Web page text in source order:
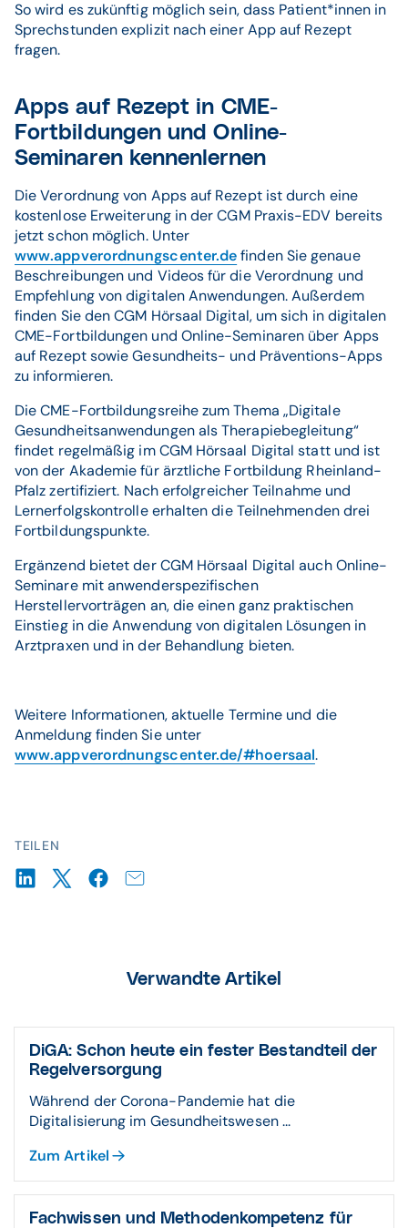
TEILEN
So wird es zukünftig möglich sein, dass Patient*innen in
Sprechstunden explizit nach einer App auf Rezept
fragen.
Apps auf Rezept in CME-
Fortbildungen und Online-
Seminaren kennenlernen
Die Verordnung von Apps auf Rezept ist durch eine
kostenlose Erweiterung in der CGM Praxis-EDV bereits
jetzt schon möglich. Unter
www.appverordnungscenter.definden Sie genaue
Beschreibungen und Videos für die Verordnung und
Empfehlung von digitalen Anwendungen. Außerdem
finden Sie den CGM Hörsaal Digital, um sich in digitalen
CME-Fortbildungen und Online-Seminaren über Apps
auf Rezept sowie Gesundheits- und Präventions-Apps
zu informieren.
Die CME-Fortbildungsreihe zum Thema „Digitale
Gesundheitsanwendungen als Therapiebegleitung“
findet regelmäßig im CGM Hörsaal Digital statt und ist
von der Akademie für ärztliche Fortbildung Rheinland-
Pfalz zertifiziert. Nach erfolgreicher Teilnahme und
Lernerfolgskontrolle erhalten die Teilnehmenden drei
Fortbildungspunkte.
Ergänzend bietet der CGM Hörsaal Digital auch Online-
Seminare mit anwenderspezifischen
Herstellervorträgen an, die einen ganz praktischen
Einstieg in die Anwendung von digitalen Lösungen in
Arztpraxen und in der Behandlung bieten.
Weitere Informationen, aktuelle Termine und die
Anmeldung finden Sie unter
www.appverordnungscenter.de/#hoersaal.
Verwandte Artikel
DiGA: Schon heute ein fester Bestandteil der
Regelversorgung
Während der Corona-Pandemie hat die
Digitalisierung im Gesundheitswesen ...
Zum Artikel
Fachwissen und Methodenkompetenz für